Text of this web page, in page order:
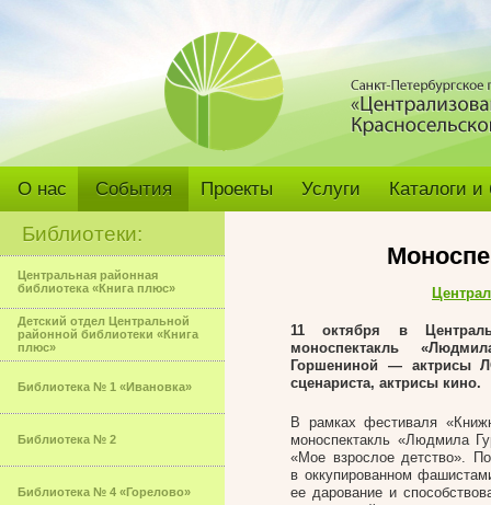
О нас События Проекты Услуги Каталоги
Библиотеки:
Центральная районная
библиотека «Книга плюс»
Детский отдел Центральной
районной библиотеки «Книга
плюс»
Библиотека № 1 «Ивановка»
Библиотека № 2
Библиотека № 4 «Горелово»
11 октября в
моноспектакль
Горшениной — актрисы
сценариста, актрисы кино.
В рамках фестиваля
моноспектакль «Людмила
«Мое взрослое детство».
в оккупированном
ее дарование и